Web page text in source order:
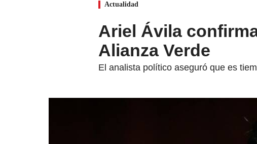
Actualidad
Ariel Ávila
Alianza Verde
El analista político aseguró que es